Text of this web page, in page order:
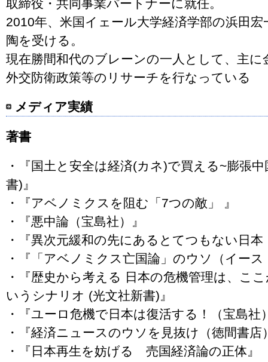
取締役・共同事業パートナーに就任。
2010年、米国イェール大学経済学部の浜田
陶を受ける。
現在勝間和代のブレーンの一人として、主に
外交防衛政策等のリサーチを行なっている
メディア実績
著書
・『国土と安全は経済(カネ)で買える~膨張
書)』
・『アベノミクスを阻む「7つの敵」 』
・『悪中論（宝島社）』
・『異次元緩和の先にあるとてつもない日本
・『「アベノミクス亡国論」のウソ（イー
・『歴史から考える 日本の危機管理は、こ
いうシナリオ (光文社新書)』
・『ユーロ危機で日本は復活する！（宝島社
・『経済ニュースのウソを見抜け（徳間書店
・『日本再生を妨げる 売国経済論の正体』